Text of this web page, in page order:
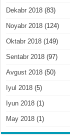
Dekabr 2018 (83)
Noyabr 2018 (124)
Oktabr 2018 (149)
Sentabr 2018 (97)
Avgust 2018 (50)
Iyul 2018 (5)
Iyun 2018 (1)
May 2018 (1)